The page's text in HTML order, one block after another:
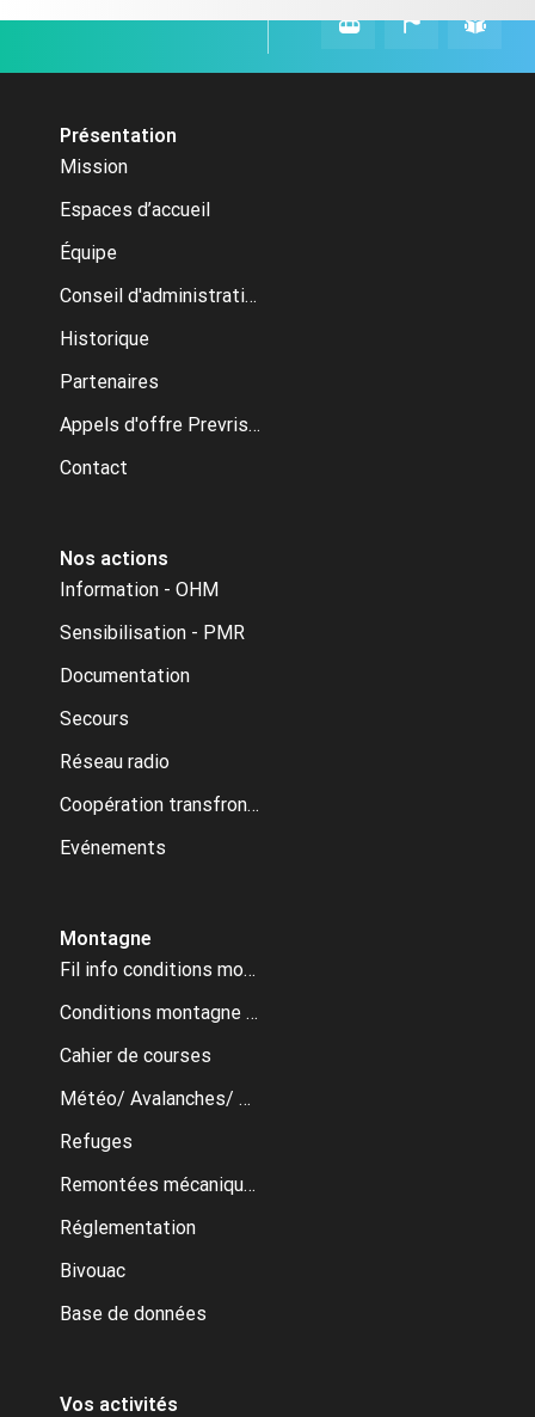
Présentation
Mission
Espaces d’accueil
Équipe
Conseil d'administration
Historique
Partenaires
Appels d'offre Prevrisk-CC
Contact
Nos actions
Information - OHM
Sensibilisation - PMR
Documentation
Secours
Réseau radio
Coopération transfrontalière
Evénements
Montagne
Fil info conditions montagne
Conditions montagne archive
Cahier de courses
Météo/ Avalanches/ Webcams
Refuges
Remontées mécaniques
Réglementation
Bivouac
Base de données
Vos activités